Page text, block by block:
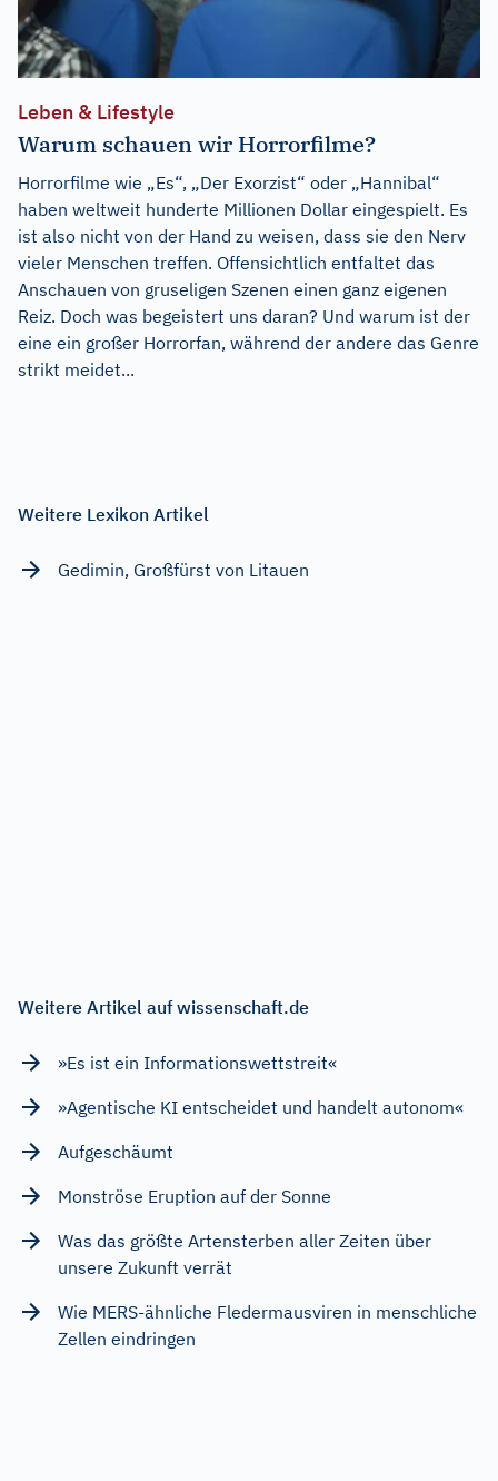
Leben & Lifestyle
Warum schauen wir Horrorfilme?
Horrorfilme wie „Es“, „Der Exorzist“ oder „Hannibal“
haben weltweit hunderte Millionen Dollar eingespielt. Es
ist also nicht von der Hand zu weisen, dass sie den Nerv
vieler Menschen treffen. Offensichtlich entfaltet das
Anschauen von gruseligen Szenen einen ganz eigenen
Reiz. Doch was begeistert uns daran? Und warum ist der
eine ein großer Horrorfan, während der andere das Genre
strikt meidet...
Weitere Lexikon Artikel
Gedimin, Großfürst von Litauen
Weitere Artikel auf wissenschaft.de
»Es ist ein Informationswettstreit«
»Agentische KI entscheidet und handelt autonom«
Aufgeschäumt
Monströse Eruption auf der Sonne
Was das größte Artensterben aller Zeiten über
unsere Zukunft verrät
Wie MERS-ähnliche Fledermausviren in menschliche
Zellen eindringen